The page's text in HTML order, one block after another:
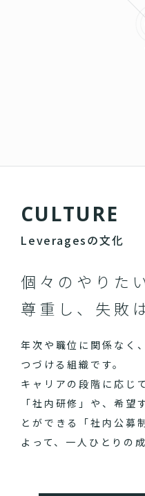
CULTURE
Leveragesの文化
個々のやりた
尊重し、失敗
年次や職位に関係なく
つづける組織です。
キャリアの段階に応じ
「社内研修」や、希望
とができる「社内公募
よって、一人ひとりの